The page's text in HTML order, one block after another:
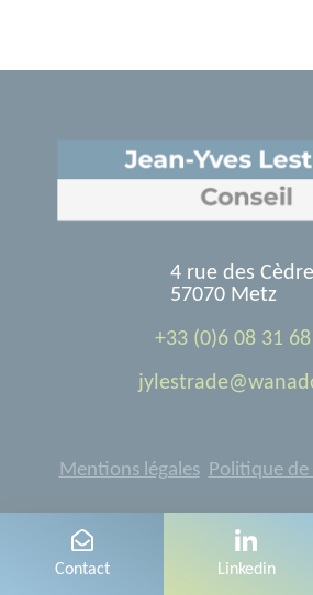
4 rue des
57070 Metz
+33 (0)6 08 31
Mentions légales Politique
Conception
Contact Linkedin